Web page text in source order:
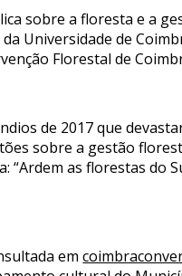
sobre a floresta e a
Universidade de
Florestal de
de 2017 que
sobre a gestão
as florestas do
em